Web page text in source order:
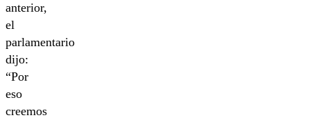
anterior,
el
parlamentario
dijo:
“Por
eso
creemos